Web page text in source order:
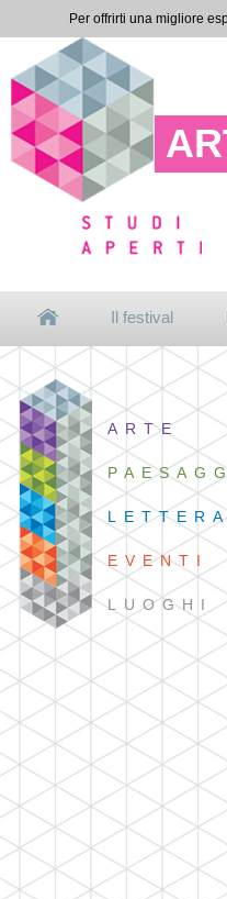
Il festival
ARTE
EVENTI
LUOGHI
Per offrirti una migliore